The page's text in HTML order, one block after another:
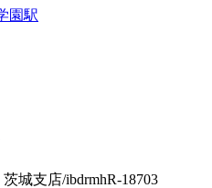
園駅
城支店/ibdrmhR-18703